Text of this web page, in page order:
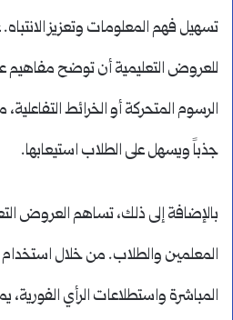
تسهيل فهم المعلومات وتعزيز
للعروض التعليمية أن توضح مفاهيم
الرسوم المتحركة أو الخرائط
جذباً ويسهل على الطلاب استيعابها.
بالإضافة إلى ذلك، تساهم العروض
المعلمين والطلاب. من خلال استخدام
المباشرة واستطلاعات الرأي